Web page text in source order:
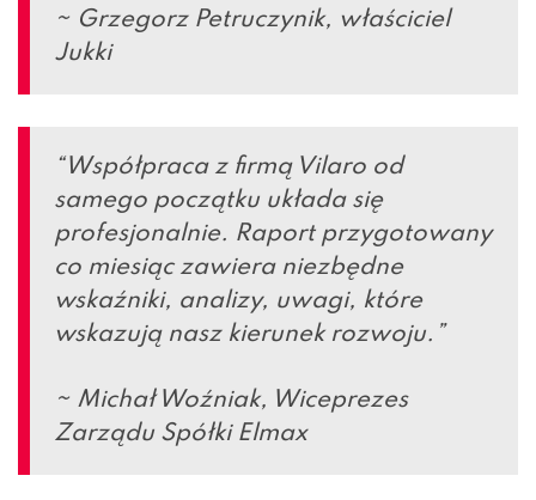
~ Grzegorz Petruczynik, właściciel
Jukki
“Współpraca z firmą Vilaro od
samego początku układa się
profesjonalnie. Raport przygotowany
co miesiąc zawiera niezbędne
wskaźniki, analizy, uwagi, które
wskazują nasz kierunek rozwoju.”
~ Michał Woźniak, Wiceprezes
Zarządu Spółki Elmax